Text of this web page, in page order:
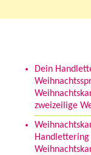
Dein
zweizeilige
Handlettering